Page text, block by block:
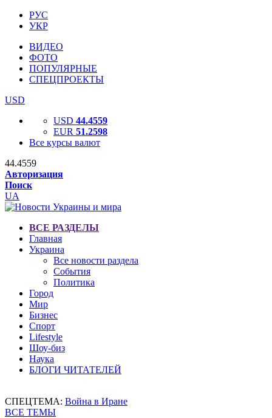
РУС
УКР
ВИДЕО
ФОТО
ПОПУЛЯРНЫЕ
СПЕЦПРОЕКТЫ
USD
USD 44.4559
EUR 51.2598
Все курсы валют
44.4559
Авторизация
Поиск
UA
ВСЕ РАЗДЕЛЫ
Главная
Украина
Все новости раздела
События
Политика
Город
Мир
Бизнес
Спорт
Lifestyle
Шоу-биз
Наука
БЛОГИ ЧИТАТЕЛЕЙ
СПЕЦТЕМА: Война в Иране
ВСЕ ТЕМЫ